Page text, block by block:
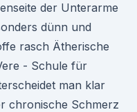
der Unterarme
dünn und
rasch Ätherische
- Schule für
man klar
chronische Schmerz